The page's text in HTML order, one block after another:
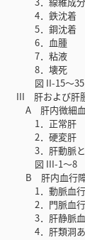
4．鉄沈着
5．銅沈着
6．血腫
7．粘液
8．壊死
図 II-15～35
III 肝および肝
A 肝内微細血
1．正常肝
2．硬変肝
3．肝動脈と
図 III-1～8
B 肝内血行障
1．動脈血行
2．門脈血行
3．肝静脈血
4．肝類洞あ